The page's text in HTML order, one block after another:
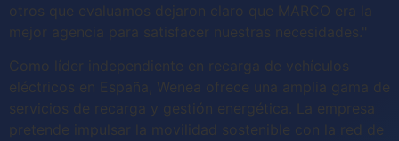
otros que evaluamos dejaron claro que MARCO era la
mejor agencia para satisfacer nuestras necesidades."
Como líder independiente en recarga de vehículos
eléctricos en España, Wenea ofrece una amplia gama de
servicios de recarga y gestión energética. La empresa
pretende impulsar la movilidad sostenible con la red de